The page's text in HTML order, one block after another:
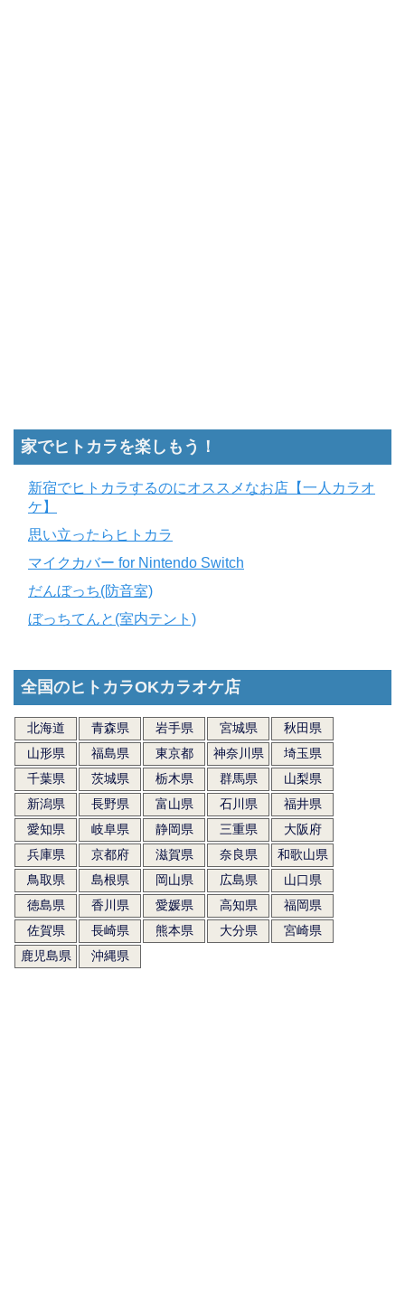
家でヒトカラを楽しもう！
新宿でヒトカラするのにオススメなお店【一人カラオ
ケ】
思い立ったらヒトカラ
マイクカバー for Nintendo Switch
だんぼっち(防音室)
ぼっちてんと(室内テント)
全国のヒトカラOKカラオケ店
北海道 青森県 岩手県 宮城県
秋田県
山形県
福島県 東京都 神奈川県
埼玉県
千葉県
茨城県 栃木県 群馬県
山梨県
新潟県
長野県 富山県 石川県
福井県
愛知県
岐阜県 静岡県 三重県
大阪府
兵庫県
京都府 滋賀県 奈良県
和歌山県
鳥取県
島根県 岡山県 広島県
山口県
徳島県
香川県 愛媛県 高知県
福岡県
佐賀県
長崎県 熊本県 大分県
宮崎県
鹿児島県
沖縄県